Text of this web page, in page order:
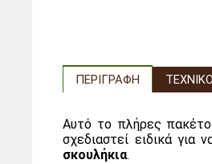
ΠΕΡΙΓΡΑΦΉ
Αυτό το πλήρες πακέτο
σχεδιαστεί ειδικά για
σκουλήκια.